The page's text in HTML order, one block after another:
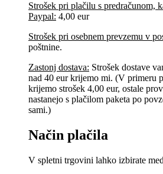
Strošek pri plačilu s predračunom,
Paypal: 4,00 eur
Strošek pri osebnem prevzemu v
poštnine.
Zastonj dostava: Strošek dostave
nad 40 eur krijemo mi. (V primeru
krijemo strošek 4,00 eur, ostale
nastanejo s plačilom paketa po
sami.)
Način plačila
V spletni trgovini lahko izbirate